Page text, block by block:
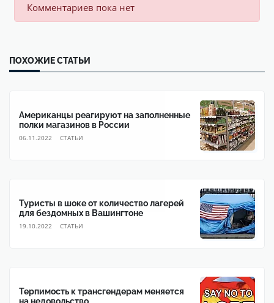
Комментариев пока нет
ПОХОЖИЕ СТАТЬИ
Американцы реагируют на заполненные
полки магазинов в России
06.11.2022 CТАТЬИ
Туристы в шоке от количество лагерей
для бездомных в Вашингтоне
19.10.2022 CТАТЬИ
Терпимость к трансгендерам меняется
на недовольство